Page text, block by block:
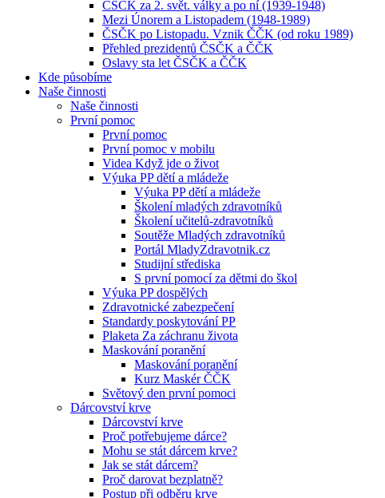
ČSČK za 2. svět. války a po ní (1939-1948)
Mezi Únorem a Listopadem (1948-1989)
ČSČK po Listopadu. Vznik ČČK (od roku 1989)
Přehled prezidentů ČSČK a ČČK
Oslavy sta let ČSČK a ČČK
Kde působíme
Naše činnosti
Naše činnosti
První pomoc
První pomoc
První pomoc v mobilu
Videa Když jde o život
Výuka PP dětí a mládeže
Výuka PP dětí a mládeže
Školení mladých zdravotníků
Školení učitelů-zdravotníků
Soutěže Mladých zdravotníků
Portál MladyZdravotnik.cz
Studijní střediska
S první pomocí za dětmi do škol
Výuka PP dospělých
Zdravotnické zabezpečení
Standardy poskytování PP
Plaketa Za záchranu života
Maskování poranění
Maskování poranění
Kurz Maskér ČČK
Světový den první pomoci
Dárcovství krve
Dárcovství krve
Proč potřebujeme dárce?
Mohu se stát dárcem krve?
Jak se stát dárcem?
Proč darovat bezplatně?
Postup při odběru krve